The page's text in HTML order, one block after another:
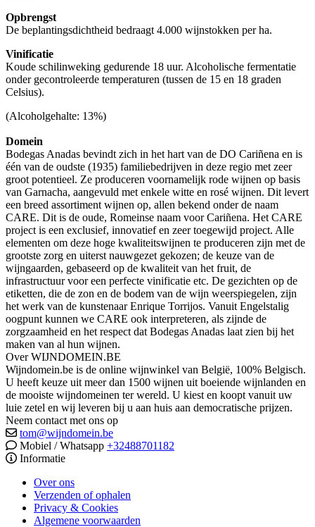
Opbrengst
De beplantingsdichtheid bedraagt 4.000 wijnstokken per ha.
Vinificatie
Koude schilinweking gedurende 18 uur. Alcoholische fermentatie
onder gecontroleerde temperaturen (tussen de 15 en 18 graden
Celsius).
(Alcoholgehalte: 13%)
Domein
Bodegas Anadas bevindt zich in het hart van de DO Cariñena en is
één van de oudste (1935) familiebedrijven in deze regio met zeer
groot potentieel. Ze produceren voornamelijk rode wijnen op basis
van Garnacha, aangevuld met enkele witte en rosé wijnen. Dit levert
een breed assortiment wijnen op, allen bekend onder de naam
CARE. Dit is de oude, Romeinse naam voor Cariñena. Het CARE
project is een exclusief, innovatief en zeer toegewijd project. Alle
elementen om deze hoge kwaliteitswijnen te produceren zijn met de
grootste zorg en uiterst nauwgezet gekozen; de keuze van de
wijngaarden, gebaseerd op de kwaliteit van het fruit, de
infrastructuur voor een perfecte vinificatie etc. De gezichten op de
etiketten, die de zon en de bodem van de wijn weerspiegelen, zijn
het werk van de kunstenaar Enrique Torrijos. Vanuit Engelstalig
oogpunt kunnen we CARE ook interpreteren, als zijnde de
zorgzaamheid en het respect dat Bodegas Anadas laat zien bij het
maken van al hun wijnen.
Over WIJNDOMEIN.BE
Wijndomein.be is de online wijnwinkel van België, 100% Belgisch.
U heeft keuze uit meer dan 1500 wijnen uit boeiende wijnlanden en
de mooiste wijndomeinen ter wereld. U kiest en koopt vanuit uw
luie zetel en wij leveren bij u aan huis aan democratische prijzen.
Neem contact met ons op
tom@wijndomein.be
Mobiel / Whatsapp +32488701182
Informatie
Over ons
Verzenden of ophalen
Privacy & Cookies
Algemene voorwaarden